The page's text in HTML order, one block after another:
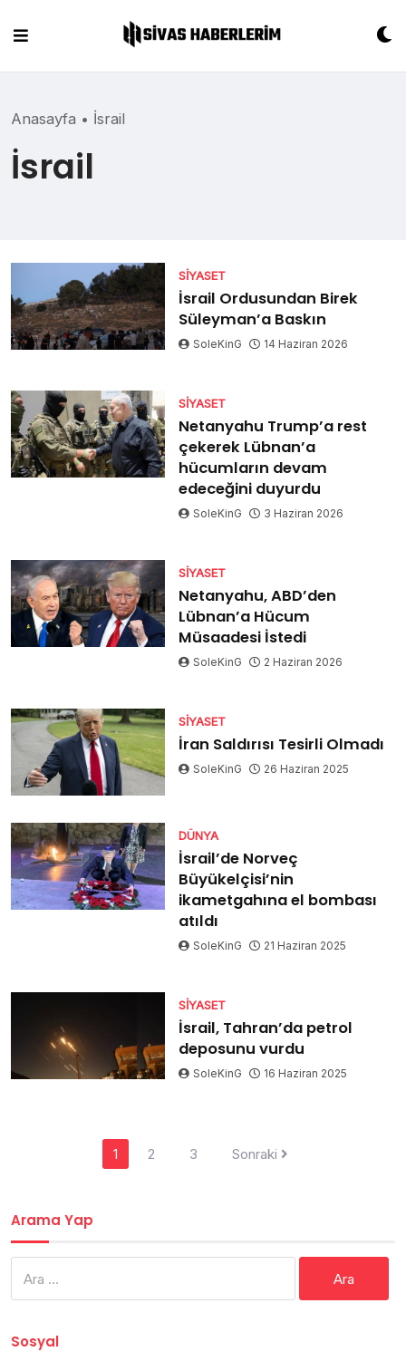
content
Anasayfa • İsrail
İsrail
SIYASET
İsrail Ordusundan Birek
Süleyman’a Baskın
SoleKinG 14 Haziran 2026
SIYASET
Netanyahu Trump’a rest
çekerek Lübnan’a
hücumların devam
edeceğini duyurdu
SoleKinG 3 Haziran 2026
SIYASET
Netanyahu, ABD’den
Lübnan’a Hücum
Müsaadesi İstedi
SoleKinG 2 Haziran 2026
SIYASET
İran Saldırısı Tesirli Olmadı
SoleKinG 26 Haziran 2025
DÜNYA
İsrail’de Norveç
Büyükelçisi’nin
ikametgahına el bombası
atıldı
SoleKinG 21 Haziran 2025
SIYASET
İsrail, Tahran’da petrol
deposunu vurdu
SoleKinG 16 Haziran 2025
1 2 3 Sonraki
Arama Yap
Sosyal